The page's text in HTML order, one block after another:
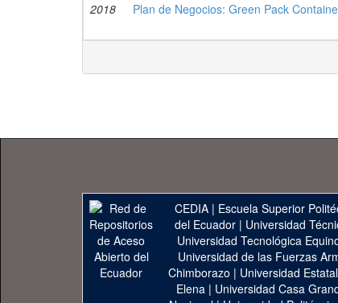
2018 Plan de Negocios: Green Pack
CEDIA | Escuela Superior
del Ecuador| Universidad
Universidad Tecnológica
Universidad de las Fuerzas
Chimborazo | Universidad
Elena | Universidad Casa